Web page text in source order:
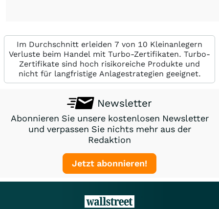
Im Durchschnitt erleiden 7 von 10 Kleinanlegern
Verluste beim Handel mit Turbo-Zertifikaten. Turbo-
Zertifikate sind hoch risikoreiche Produkte und
nicht für langfristige Anlagestrategien geeignet.
Newsletter
Abonnieren Sie unsere kostenlosen Newsletter
und verpassen Sie nichts mehr aus der
Redaktion
Jetzt abonnieren!